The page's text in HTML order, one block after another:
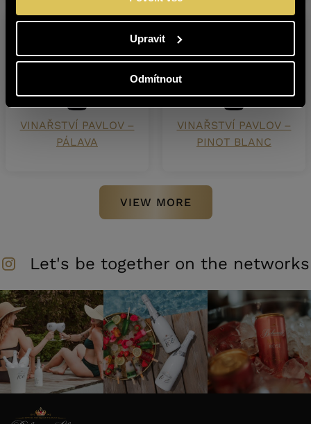
Upravit
Odmítnout
VINAŘSTVÍ PAVLOV –
PÁLAVA
VINAŘSTVÍ PAVLOV –
PINOT BLANC
VIEW MORE
Let's be together on the networks